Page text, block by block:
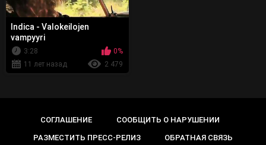
Indica - Valokeilojen
vampyyri
3:28
0%
11 лет назад
2 479
СОГЛАШЕНИЕ
СООБЩИТЬ О НАРУШЕНИИ
РАЗМЕСТИТЬ ПРЕСС-РЕЛИЗ
ОБРАТНАЯ СВЯЗЬ